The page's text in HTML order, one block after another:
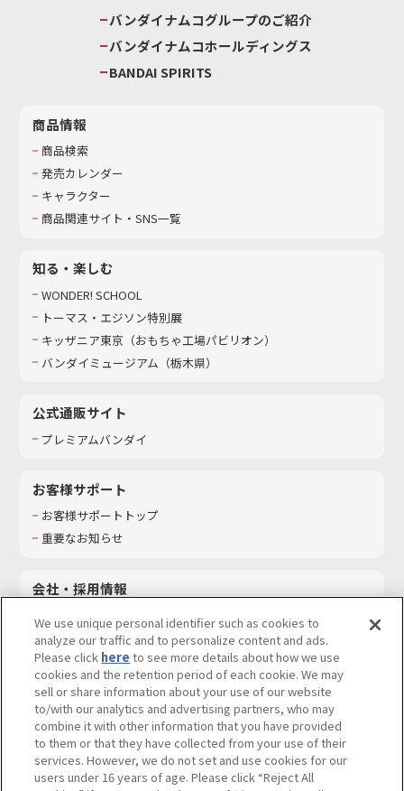
バンダイナムコグループのご紹介
バンダイナムコホールディングス
BANDAI SPIRITS
商品情報
商品検索
発売カレンダー
キャラクター
商品関連サイト・SNS一覧
知る・楽しむ
WONDER! SCHOOL
トーマス・エジソン特別展
キッザニア東京（おもちゃ工場パビリオン）​
バンダイミュージアム（栃木県）
公式通販サイト
プレミアムバンダイ
お客様サポート
お客様サポートトップ
重要なお知らせ
会社・採用情報
採用情報
サステナビリティ
お問い合わせ
ウェブサイトご利用条件 ソーシャルメディアポリシー
We use unique personal identifier such as cookies to
analyze our traffic and to personalize content and ads.
Please click here to see more details about how we use
cookies and the retention period of each cookie. We may
sell or share information about your use of our website
to/with our analytics and advertising partners, who may
combine it with other information that you have provided
to them or that they have collected from your use of their
services. However, we do not set and use cookies for our
users under 16 years of age. Please click “Reject All